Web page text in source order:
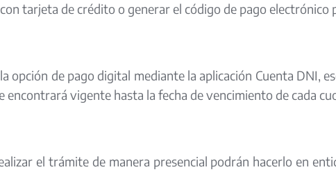
tarjeta de crédito o generar el código de pago
opción de pago digital mediante la aplicación Cuenta DNI,
encontrará vigente hasta la fecha de vencimiento de cada
el trámite de manera presencial podrán hacerlo en